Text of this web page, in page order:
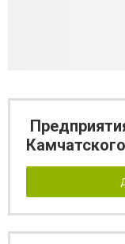
Камчатского